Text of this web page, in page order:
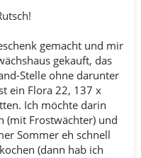
gemacht und mir
gekauft, das
Stelle ohne darunter
ein Flora 22, 137 x
Ich möchte darin
(mit Frostwächter) und
Sommer eh schnell
(dann hab ich